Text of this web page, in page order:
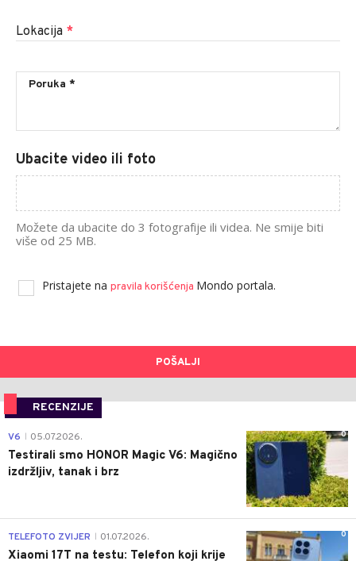
Lokacija *
Ubacite video ili foto
Možete da ubacite do 3 fotografije ili videa. Ne smije biti
više od 25 MB.
Pristajete na pravila korišćenja Mondo portala.
POŠALJI
RECENZIJE
0
V6 05.07.2026.
Testirali smo HONOR Magic V6: Magično
izdržljiv, tanak i brz
0
TELEFOTO ZVIJER 01.07.2026.
Xiaomi 17T na testu: Telefon koji krije